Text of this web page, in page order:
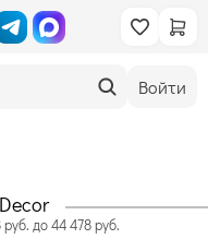
Войти
руб. до44 478руб.